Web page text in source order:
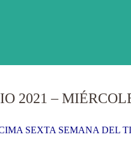
2021 –
SEXTA SEMANA DEL